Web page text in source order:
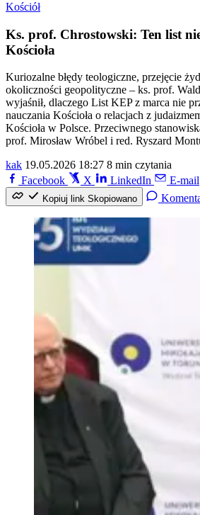
Kościół
Ks. prof. Chrostowski: Ten list
Kościoła
Kuriozalne błędy teologiczne, przejęcie
okoliczności geopolityczne – ks. prof.
wyjaśnił, dlaczego List KEP z marca nie
nauczania Kościoła o relacjach z
Kościoła w Polsce. Przeciwnego
prof. Mirosław Wróbel i red. Ryszard
kak 19.05.2026 18:27 8 min czytania
Facebook
X LinkedIn E-mail
Kopiuj link Skopiowano